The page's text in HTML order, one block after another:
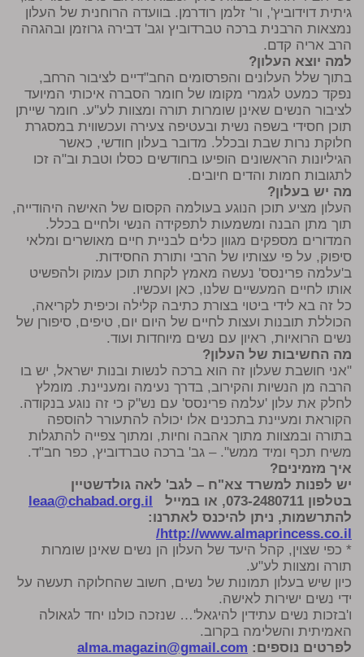
גיתית דוידוביץ', ור' זלמן רודרמן. בוועדה הרוחנית של העלון
נמצאות הרבנית ברכה טברדוביץ וגב' דבירה גרוזמן ובהגהה
הרב אריה קדם.
למה יוצא העלון?
בתוך שלל העלונים והפרסומים החב"דיים לציבור הרחב,
נפקד כמעט לגמרי מקומו של חומר הסברה איכותי המיועד
לציבור הנשים שאינן שומרות תורה ומצוות לע"ע. חומר שייתן
תוכן חסידי בשפה נשית ובעטיפה צעירה ועכשווית במסגרת
חלוקת נרות שבת ובכלל. מדובר בעלון חודשי, כאשר
הגיליונות הראשונים הופיעו בחודשים כסלו וטבת וב"ה זכו
לתגובות חמות והדים חיובים.
מה יש בעלון?
העלון מציע תוכן הנוגע בעולמה הקסום של האישה היהודייה,
תוך מתן הבנה ומשמעות לתפקידה הנשי ולחיים בכלל.
המדורים מספקים מגוון כלים לבניית חיים מאושרים ומלאי
סיפוק, על פי עצותיו של הרבי ותורת החסידות.
ב'עלמה פרינסס' נעשה מאמץ לקחת תוכן עמוק ולהפשיט
אותו לחיים המעשיים שלנו, כאן ועכשיו.
כל זה בא לידי ביטוי בצורת כתיבה קלילה וכיפית לקריאה,
הכוללת תובנות ועצות לחיים של היום יום, טיפים, סיפורן של
נשים הרואיות, ראיון עם נשים מיוחדות ועוד.
מה החשיבות של העלון?
"אני חושבת שעלון זה הוא ברכה לנשות ובנות ישראל, יש בו
הרבה מן הנשיות והקירוב, בדרך נעימה ומעניינת. מומלץ
לחלק את עלון 'עלמה פרינסס' עם נש"ק כי זה נוגע בנקודה.
הקוראת ומעיינת בתכנים אלו יכולה להתעורר להוספה
בתורה ובמצוות מתוך אהבה וחיות, ומתוך צפייה להתגלות
משיח תכף ומיד ממש". – גב' ברכה טברדוביץ, כפר חב"ד.
איך מזמינים?
יש לפנות למשרד צא"ח – לגב' לאה גולדשטיין
בטלפון 073-2480711, או במייל
leaa@chabad.org.il
להתרשמות, ניתן להיכנס לאתרנו:
http://www.almaprincess.co.il/
* כפי שצוין, קהל היעד של העלון הן נשים שאינן שומרות
תורה ומצוות לע"ע.
כיון שיש בעלון תמונות של נשים, חשוב שהחלוקה תעשה על
ידי נשים ישירות לאישה.
ו'בזכות נשים עתידין להיגאל'… שנזכה כולנו יחד לגאולה
האמיתית והשלימה בקרוב.
לפרטים נוספים: alma.magazin@gmail.com